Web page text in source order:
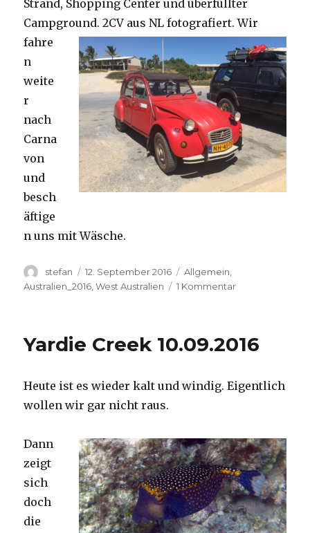
Strand, Shopping Center und überfüllter
Campground.2CV aus NL fotografiert. Wir
fahre
n
weite
r
nach
Carna
von
und
besch
äftige
n uns mit Wäsche.
Autor
stefan
Veröffentlicht
am
12. September 2016 Kategorien
Allgemein
Australien_2016 ,West Australien 1 Kommentarzu
Yardie Creek 10.09.2016
Heute ist es wieder kalt und windig. Eigentlich
wollen wir gar nicht raus.
Dann
zeigt
sich
doch
die